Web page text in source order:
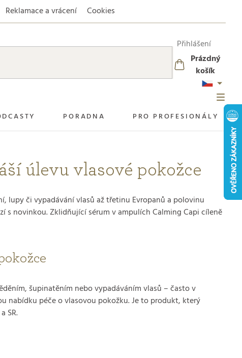
Reklamace a vrácení Cookies
Přihlášení
NÁKUPNÍ
KOŠÍK
Prázdný
košík
PORADNA PRO PROFESIONÁLY
úlevu vlasové pokožce
lupy či vypadávání vlasů až třetinu Evropanů a polovinu
s novinkou. Zklidňující sérum v ampulích Calming Capi cíleně
šupinatěním nebo vypadáváním vlasů – často v
nabídku péče o vlasovou pokožku. Je to produkt, který
SR.